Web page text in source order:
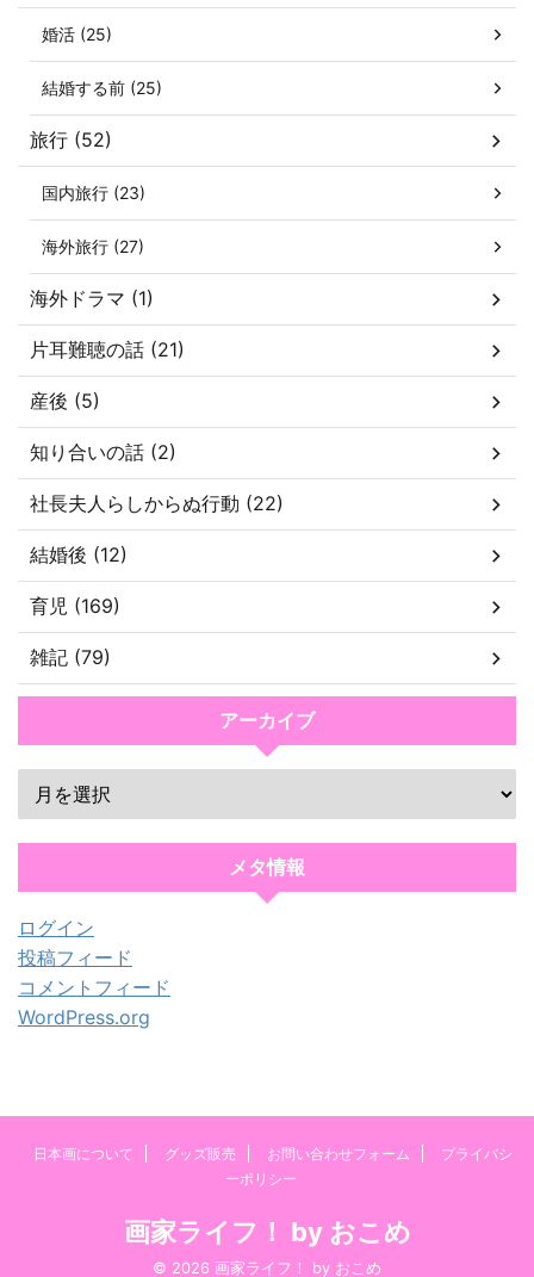
婚活 (25)
結婚する前 (25)
旅行 (52)
国内旅行 (23)
海外旅行 (27)
海外ドラマ (1)
片耳難聴の話 (21)
産後 (5)
知り合いの話 (2)
社長夫人らしからぬ行動 (22)
結婚後 (12)
育児 (169)
雑記 (79)
アーカイブ
メタ情報
ログイン
投稿フィード
コメントフィード
WordPress.org
日本画について グッズ販売 お問い合わせフォーム
プライバシ
ーポリシー
画家ライフ！ by おこめ
© 2026 画家ライフ！ by おこめ